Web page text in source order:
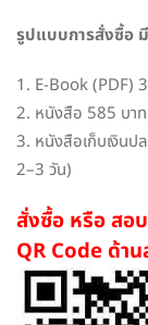
รูปแบบการสั่งซื้อ
1. E-Book (PDF)
2. หนังสือ 585 บา
3. หนังสือเก็บเงินป
2–3 วัน)
สั่งซื้อ หรือ สอ
QR Code ด้า